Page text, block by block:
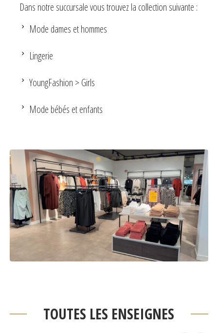
Dans notre succursale vous trouvez la collection suivante :
Mode dames et hommes
Lingerie
YoungFashion > Girls
Mode bébés et enfants
TOUTES LES ENSEIGNES